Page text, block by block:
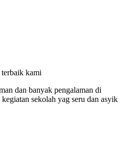
terbaik kami
dan banyak pengalaman di
sekolah yag seru dan asyik